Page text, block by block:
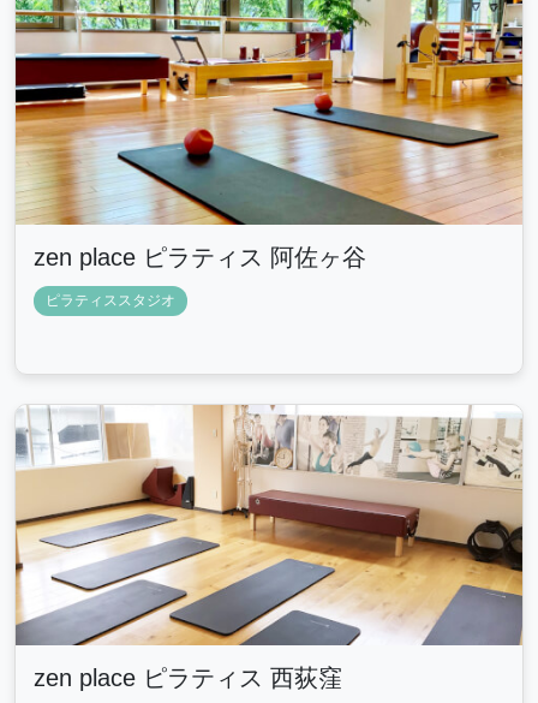
zen place ピラティス 阿佐ヶ谷
ピラティススタジオ
zen place ピラティス 西荻窪